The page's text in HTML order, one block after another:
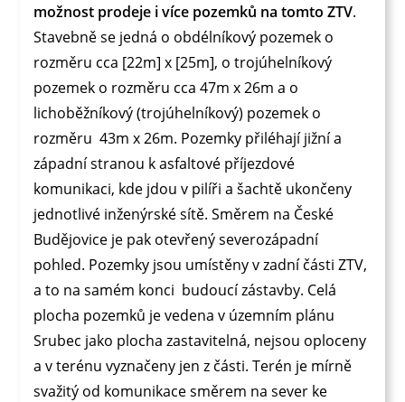
možnost prodeje i více pozemků na tomto ZTV.
Stavebně se jedná o obdélníkový pozemek o
rozměru cca [22m] x [25m], o trojúhelníkový
pozemek o rozměru cca 47m x 26m a o
lichoběžníkový (trojúhelníkový) pozemek o
rozměru 43m x 26m. Pozemky přiléhají jižní a
západní stranou k asfaltové příjezdové
komunikaci, kde jdou v pilíři a šachtě ukončeny
jednotlivé inženýrské sítě. Směrem na České
Budějovice je pak otevřený severozápadní
pohled. Pozemky jsou umístěny v zadní části ZTV,
a to na samém konci budoucí zástavby. Celá
plocha pozemků je vedena v územním plánu
Srubec jako plocha zastavitelná, nejsou oploceny
a v terénu vyznačeny jen z části. Terén je mírně
svažitý od komunikace směrem na sever ke